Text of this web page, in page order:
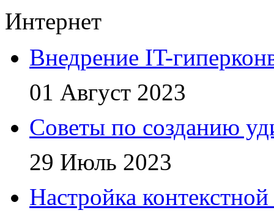
Интернет
Внедрение IT-
01 Август 2023
Советы по созданию
29 Июль 2023
Настройка